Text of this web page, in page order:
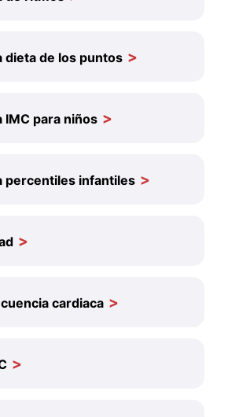
dieta de los puntos
IMC para niños
percentiles infantiles
cardiaca